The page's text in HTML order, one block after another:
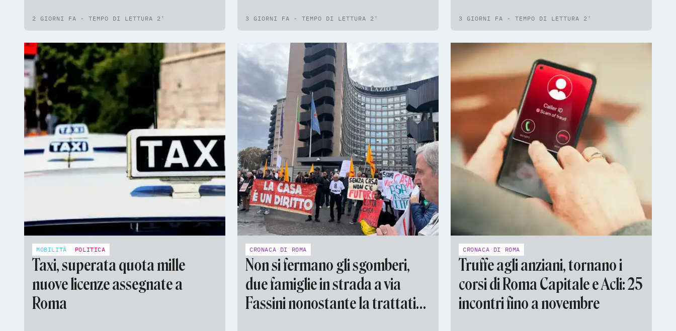
2 GIORNI FA - TEMPO DI LETTURA 2' 3 GIORNI FA - TEMPO DI LETTURA 2' 3 GIORNI FA - TEMPO DI LETTURA 2'
MOBILITÀ POLITICA
Taxi, superata quota mille
nuove licenze assegnate a
Roma
CRONACA DI ROMA
Non si fermano gli sgomberi,
due famiglie in strada a via
Fassini nonostante la trattativa
CRONACA DI ROMA
Truffe agli anziani, tornano i
corsi di Roma Capitale e Acli: 25
incontri fino a novembre